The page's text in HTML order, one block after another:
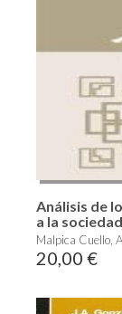
Análisis de
a la
Malpica Cuello,
20,00 €